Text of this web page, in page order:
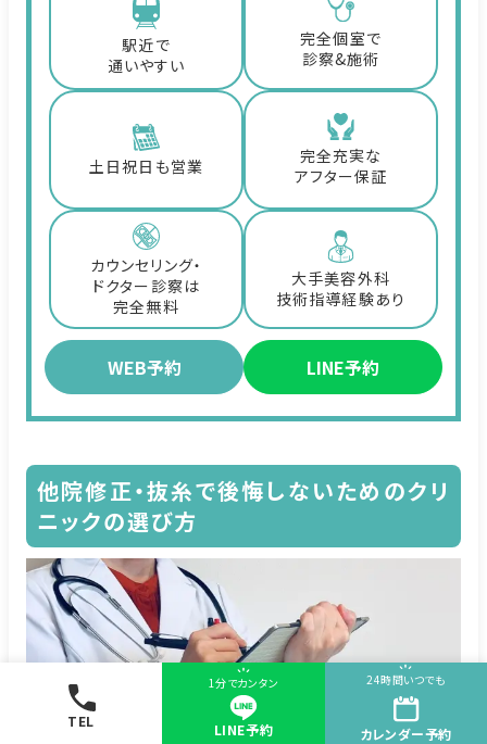
TEL
1分でカンタン
LINE予約
24時間いつでも
カレンダー予約
駅近で
通いやすい
完全個室で
診察&施術
土日祝日も営業
完全充実な
アフター保証
カウンセリング・
ドクター診察は
完全無料
大手美容外科
技術指導経験あり
WEB予約 LINE予約
他院修正・抜糸で後悔しないためのクリ
ニックの選び方